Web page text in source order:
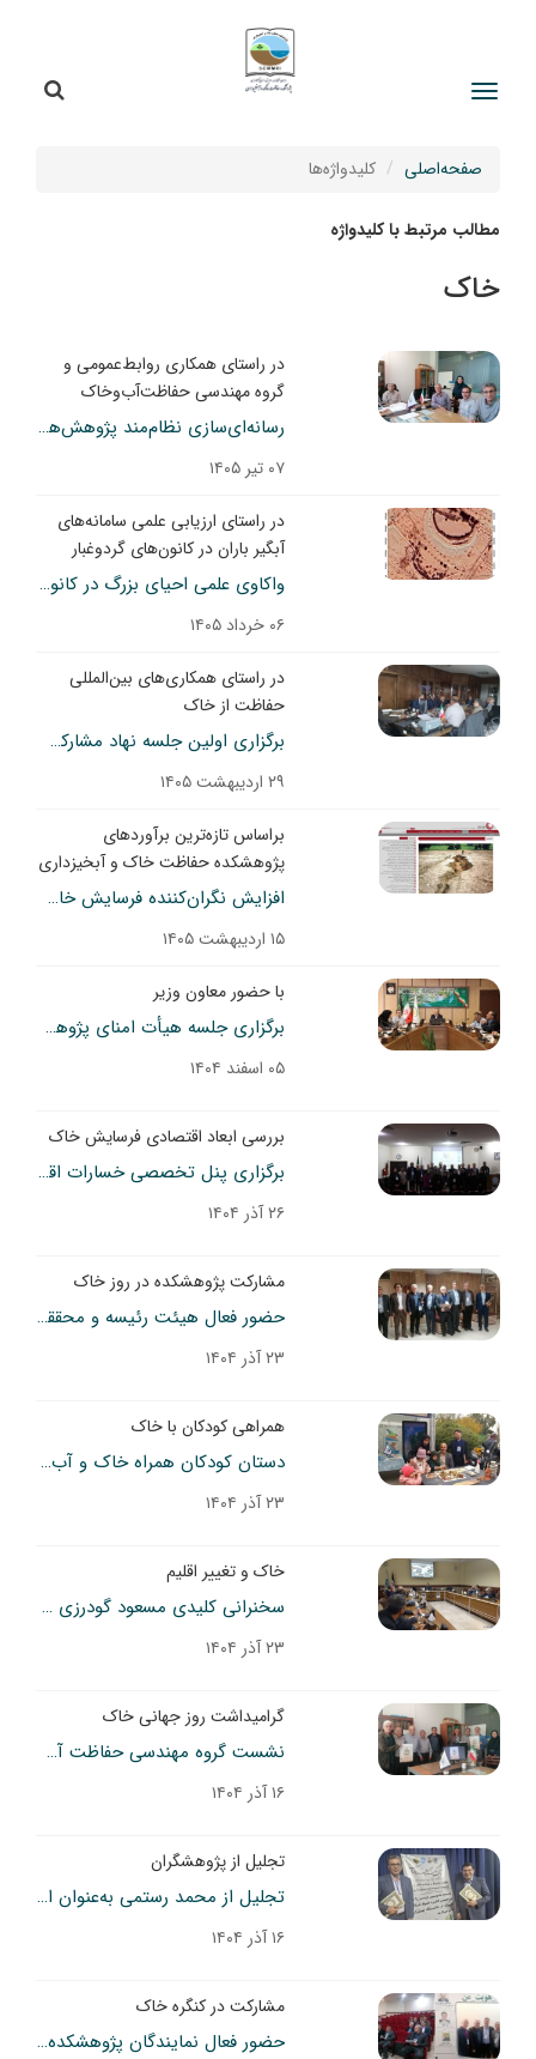
صفحه‌اصلی کلیدواژه‌ها
مطالب مرتبط با کلیدواژه
خاک
در راستای همکاری روابط‌عمومی و
گروه مهندسی حفاظت‌آب‌وخاک
رسانه‌ای‌سازی نظام‌مند پژوهش‌های حفاظت آب و خاک کلید خورد
۰۷ تیر ۱۴۰۵
در راستای ارزیابی علمی سامانه‌های
آبگیر باران در کانون‌های گردوغبار
واکاوی علمی احیای بزرگ در کانون‌های گردوغبار هندیجان؛ جهش پوشش گیاهی از ۷ به ۷۷ درصد با سازه‌های هلالی
۰۶ خرداد ۱۴۰۵
در راستای همکاری‌های بین‌المللی
حفاظت از خاک
برگزاری اولین جلسه نهاد مشارکت جهانی خاک (GSP) به میزبانی معاونت آب و خاک وزارت جهاد کشاورزی
۲۹ اردیبهشت ۱۴۰۵
براساس تازه‌ترین برآوردهای
پژوهشکده حفاظت خاک و آبخیزداری
افزایش نگران‌کننده فرسایش خاک به ۱۶ تن در هکتار؛ بازنشر مصاحبه عضو هیئت علمی پژوهشکده در نورنیوز
۱۵ اردیبهشت ۱۴۰۵
با حضور معاون وزیر
برگزاری جلسه هیأت امنای پژوهشکده حفاظت خاک و آبخیزداری
۰۵ اسفند ۱۴۰۴
بررسی ابعاد اقتصادی فرسایش خاک
برگزاری پنل تخصصی خسارات اقتصادی فرسایش خاک در نوزدهمین کنگره ملی علوم خاک ایران
۲۶ آذر ۱۴۰۴
مشارکت پژوهشکده در روز خاک
حضور فعال هیئت رئیسه و محققان پژوهشکده در روز جهانی خاک
۲۳ آذر ۱۴۰۴
همراهی کودکان با خاک
دستان کودکان همراه خاک و آب در مراسم روز جهانی خاک
۲۳ آذر ۱۴۰۴
خاک و تغییر اقلیم
سخنرانی کلیدی مسعود گودرزی عضو هیئت علمی پژوهشکده حفاظت خاک و آبخیزداری در کنگره علوم خاک
۲۳ آذر ۱۴۰۴
گرامیداشت روز جهانی خاک
نشست گروه مهندسی حفاظت آب و خاک به مناسبت روز جهانی خاک
۱۶ آذر ۱۴۰۴
تجلیل از پژوهشگران
تجلیل از محمد رستمی به‌عنوان ایده برتر و رضا طلایی به‌عنوان مقاله شفاهی برتر در کنگره علوم خاک ایران
۱۶ آذر ۱۴۰۴
مشارکت در کنگره خاک
حضور فعال نمایندگان پژوهشکده حفاظت خاک و آبخیزداری در کنگره علوم خاک